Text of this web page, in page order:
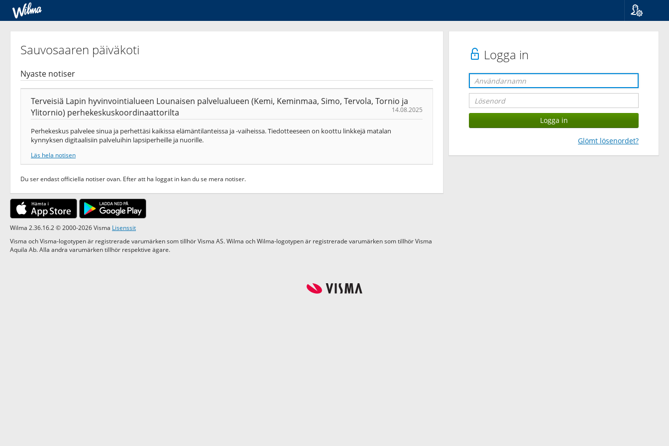
Logga in
Glömt lösenordet?
Sauvosaaren päiväkoti
Nyaste notiser
Terveisiä Lapin hyvinvointialueen Lounaisen palvelualueen (Kemi, Keminmaa, Simo, Tervola, Tornio ja
Ylitornio) perhekeskuskoordinaattorilta
14.08.2025
Perhekeskus palvelee sinua ja perhettäsi kaikissa elämäntilanteissa ja -vaiheissa. Tiedotteeseen on koottu linkkejä matalan
kynnyksen digitaalisiin palveluihin lapsiperheille ja nuorille.
Läs hela notisen
Du ser endast officiella notiser ovan. Efter att ha loggat in kan du se mera notiser.
Wilma 2.36.16.2 © 2000-2026 Visma Lisenssit
Visma och Visma-logotypen är registrerade varumärken som tillhör Visma AS. Wilma och Wilma-logotypen är registrerade varumärken som tillhör Visma
Aquila Ab. Alla andra varumärken tillhör respektive ägare.